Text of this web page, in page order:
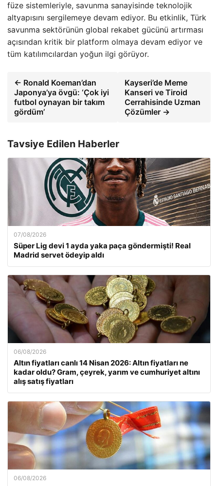
füze sistemleriyle, savunma sanayisinde teknolojik
altyapısını sergilemeye devam ediyor. Bu etkinlik, Türk
savunma sektörünün global rekabet gücünü artırması
açısından kritik bir platform olmaya devam ediyor ve
tüm katılımcılardan yoğun ilgi görüyor.
← Ronald Koeman’dan
Japonya’ya övgü: ‘Çok iyi
futbol oynayan bir takım
gördüm’
Kayseri’de Meme
Kanseri ve Tiroid
Cerrahisinde Uzman
Çözümler →
Tavsiye Edilen Haberler
07/08/2026
Süper Lig devi 1 ayda yaka paça göndermişti! Real
Madrid servet ödeyip aldı
06/08/2026
Altın fiyatları canlı 14 Nisan 2026: Altın fiyatları ne
kadar oldu? Gram, çeyrek, yarım ve cumhuriyet altını
alış satış fiyatları
06/08/2026